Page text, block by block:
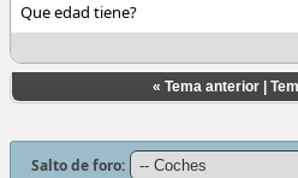
Que edad tiene?
« Tema anterior
Salto de foro: